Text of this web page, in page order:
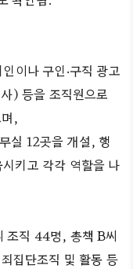
이나 구인‧구직 광고
) 등을 조직원으로
,
실 12곳을 개설, 행
키고 각각 역할을 나
직 44명, 총책 B씨
집단조직 및 활동 등